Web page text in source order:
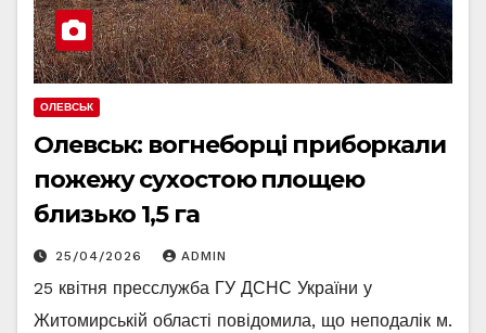
ОЛЕВСЬК
Олевськ: вогнеборці приборкали
пожежу сухостою площею
близько 1,5 га
25/04/2026 ADMIN
25 квітня пресслужба ГУ ДСНС України у
Житомирській області повідомила, що неподалік м.